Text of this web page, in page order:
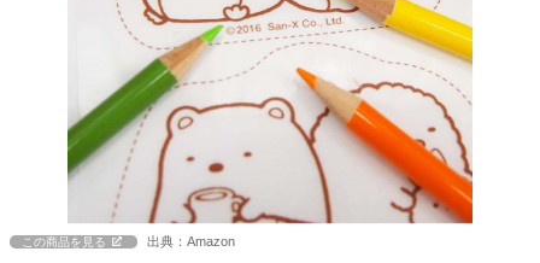
この商品を見る 出典：Amazon